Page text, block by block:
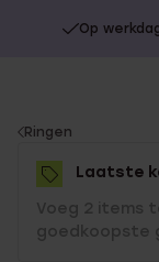
Op
You
are
here:
Ringen
Laatste
Voeg 2 items
goedkoopste